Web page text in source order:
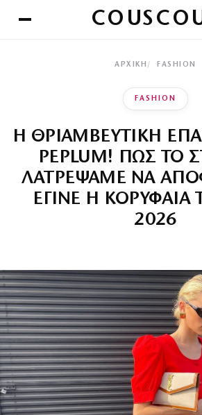
ΑΡΧΙΚΉ FASHION
FASHION
Η ΘΡΙΑΜΒΕΥΤΙΚΗ
PEPLUM! ΠΩΣ ΤΟ
ΛΑΤΡΕΨΑΜΕ ΝΑ
ΕΓΙΝΕ Η ΚΟΡΥΦΑΙΑ
2026